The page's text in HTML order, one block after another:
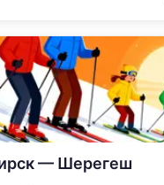
— Шерегеш